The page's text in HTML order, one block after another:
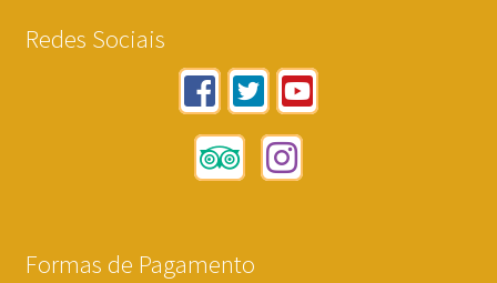
Redes Sociais
Formas de Pagamento